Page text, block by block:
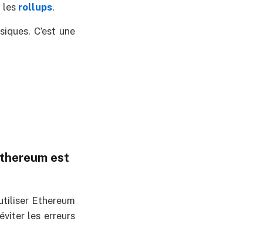
les rollups.
C’est une
est
Ethereum
les erreurs